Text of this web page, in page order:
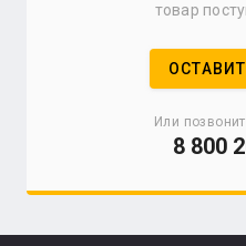
товар
Или
8 800